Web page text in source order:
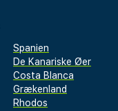
Spanien
De Kanariske Øer
Costa Blanca
Grækenland
Rhodos